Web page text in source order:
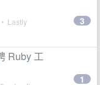
• Lastly
3
Ruby 工
1